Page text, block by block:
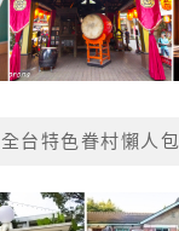
全台特色眷村懶人包